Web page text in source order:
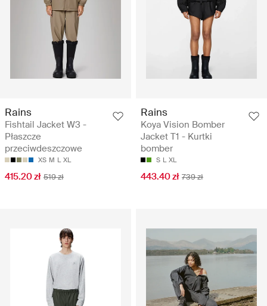
Rains
Fishtail Jacket W3 -
Płaszcze
przeciwdeszczowe
XS M L XL
415.20 zł 519 zł
Rains
Koya Vision Bomber
Jacket T1 - Kurtki
bomber
S L XL
443.40 zł 739 zł